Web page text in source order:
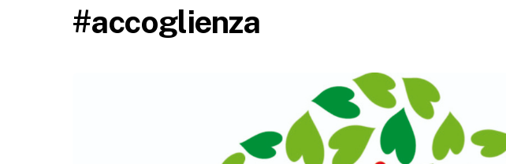
#accoglienza